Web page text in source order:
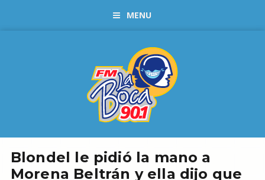
MENU
Blondel le pidió la mano a
Morena Beltrán y ella dijo que